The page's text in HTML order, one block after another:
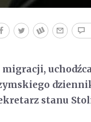
migracji,
stanu